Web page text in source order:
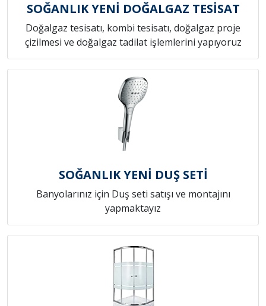
SOĞANLIK YENİ DOĞALGAZ TESİSAT
Doğalgaz tesisatı, kombi tesisatı, doğalgaz proje
çizilmesi ve doğalgaz tadilat işlemlerini yapıyoruz
SOĞANLIK YENİ DUŞ SETİ
Banyolarınız için Duş seti satışı ve montajını
yapmaktayız